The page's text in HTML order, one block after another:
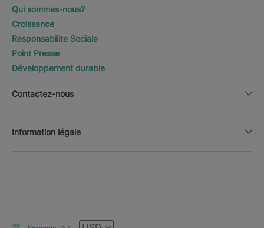
Qui sommes-nous?
Croissance
Responsabilite Sociale
Point Presse
Développement durable
Contactez-nous
Information légale